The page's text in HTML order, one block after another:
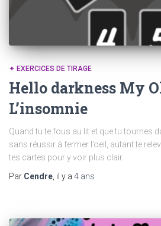
✦ EXERCICES DE TIRAGE
Hello darkness My
L’insomnie
Quand tu te fous au lit et que tu tournes
sans réussir à fermer l’oeil, autant te
tes cartes pour y voir plus clair.
Par Cendre , il y a 4 ans